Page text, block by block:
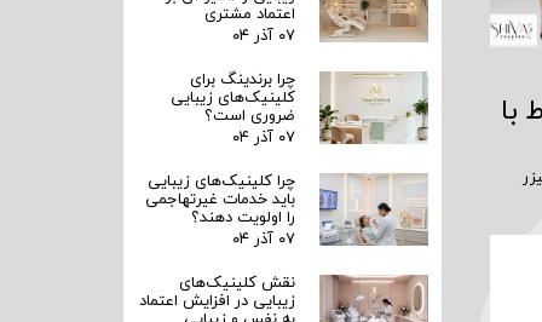
با
اعتماد مشتری
۰۷ آذر ۰۴
چرا برندینگ برای
کلینیک‌های زیبایی
ضروری است؟
۰۷ آذر ۰۴
چرا کلینیک‌های زیبایی
باید خدمات غیرتهاجمی
را اولویت دهند؟
۰۷ آذر ۰۴
نقش کلینیک‌های
زیبایی در افزایش اعتماد